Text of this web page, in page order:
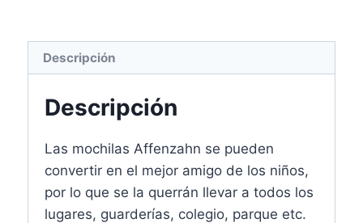
Descripción
Descripción
Las mochilas Affenzahn se pueden
convertir en el mejor amigo de los niños,
por lo que se la querrán llevar a todos los
lugares, guarderías, colegio, parque etc.